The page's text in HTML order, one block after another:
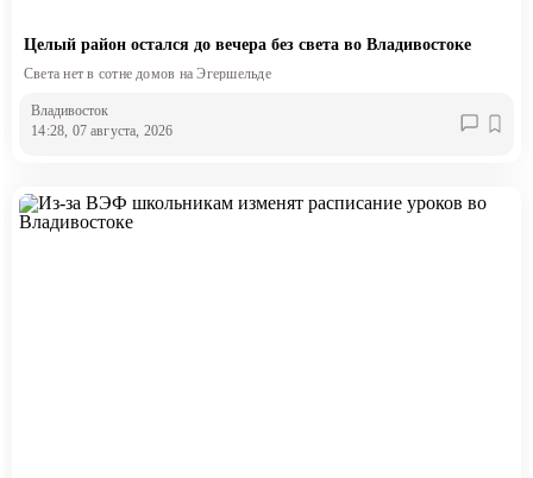
Целый район остался до вечера без света во Владивостоке
Света нет в сотне домов на Эгершельде
Владивосток
14:28, 07 августа, 2026